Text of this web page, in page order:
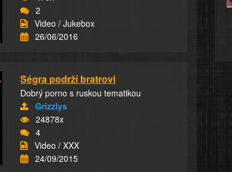
2
Video / Jukebox
26/06/2016
Ségra podrží bratrovi
Dobrý porno s ruskou tematikou
Grizzlys
24878x
4
Video / XXX
24/09/2015